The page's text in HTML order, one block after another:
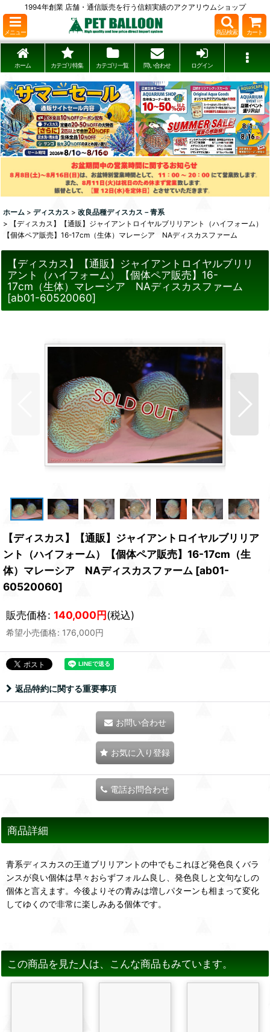
1994年創業 店舗・通信販売を行う信頼実績のアクアリウムショップ
メニュー 商品検索 カート
ホーム カテゴリ特集 カテゴリ一覧 問い合わせ ログイン
ホーム > ディスカス > 改良品種ディスカス－青系
>
【ディスカス】【通販】ジャイアントロイヤルブリリアント（ハイフォーム）
【個体ペア販売】16-17cm（生体）マレーシア NAディスカスファーム
【ディスカス】【通販】ジャイアントロイヤルブリリ
アント（ハイフォーム）【個体ペア販売】16-
17cm（生体）マレーシア NAディスカスファーム
[ab01-60520060]
【ディスカス】【通販】ジャイアントロイヤルブリリア
ント（ハイフォーム）【個体ペア販売】16-17cm（生
体）マレーシア NAディスカスファーム [ab01-
60520060]
販売価格: 140,000円(税込)
希望小売価格: 176,000円
返品特約に関する重要事項
お問い合わせ
お気に入り登録
電話お問合わせ
商品詳細
青系ディスカスの王道ブリリアントの中でもこれほど発色良くバラ
ンスが良い個体は早々おらずフォルム良し、発色良しと文句なしの
個体と言えます。今後よりその青みは増しパターンも相まって変化
してゆくので非常に楽しみある個体です。
この商品を見た人は、こんな商品もみています。